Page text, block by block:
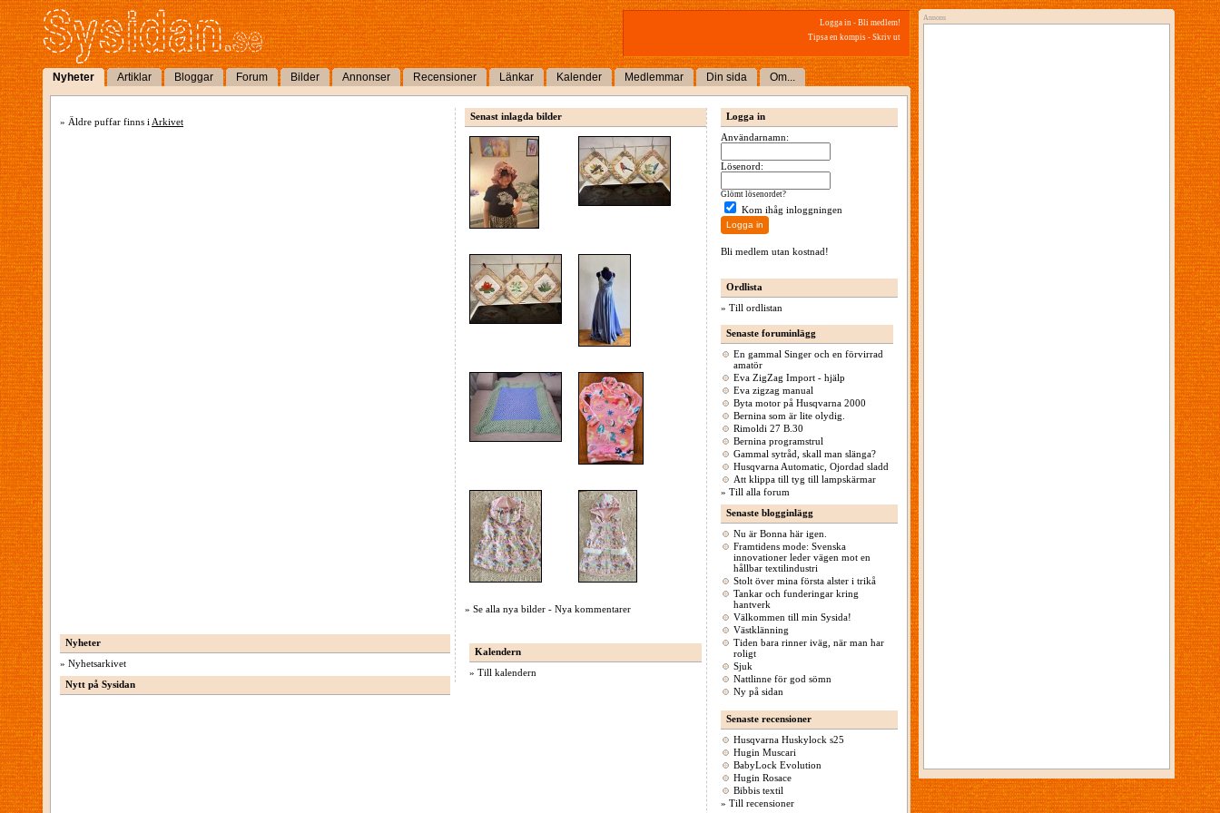
Logga in - Bli medlem!
Tipsa en kompis - Skriv ut
Nyheter Artiklar Bloggar Forum Bilder Annonser Recensioner Länkar Kalender Medlemmar Din sida Om...
» Äldre puffar finns i Arkivet
Nyheter
» Nyhetsarkivet
Nytt på Sysidan
Senast inlagda bilder
» Se alla nya bilder - Nya kommentarer
Kalendern
» Till kalendern
Logga in
Användarnamn:
Lösenord:
Glömt lösenordet?
Kom ihåg inloggningen
Bli medlem utan kostnad!
Ordlista
» Till ordlistan
Senaste foruminlägg
En gammal Singer och en förvirrad
amatör
Eva ZigZag Import - hjälp
Eva zigzag manual
Byta motor på Husqvarna 2000
Bernina som är lite olydig.
Rimoldi 27 B.30
Bernina programstrul
Gammal sytråd, skall man slänga?
Husqvarna Automatic, Ojordad sladd
Att klippa till tyg till lampskärmar
» Till alla forum
Senaste blogginlägg
Nu är Bonna här igen.
Framtidens mode: Svenska
innovationer leder vägen mot en
hållbar textilindustri
Stolt över mina första alster i trikå
Tankar och funderingar kring
hantverk
Välkommen till min Sysida!
Västklänning
Tiden bara rinner iväg, när man har
roligt
Sjuk
Nattlinne för god sömn
Ny på sidan
Senaste recensioner
Husqvarna Huskylock s25
Hugin Muscari
BabyLock Evolution
Hugin Rosace
Bibbis textil
» Till recensioner
Annons